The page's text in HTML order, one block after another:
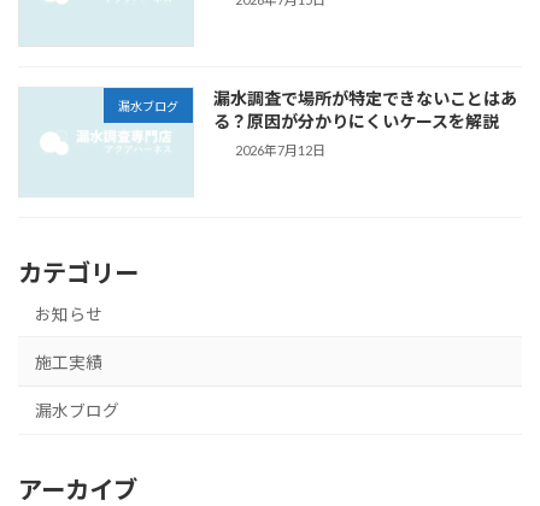
漏水ブログ
漏水調査で場所が特定できないことはあ
る？原因が分かりにくいケースを解説
2026年7月12日
カテゴリー
お知らせ
施工実績
漏水ブログ
アーカイブ